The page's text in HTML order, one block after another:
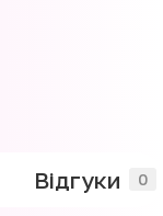
Відгуки 0